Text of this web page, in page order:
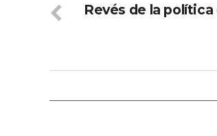
Revés de la